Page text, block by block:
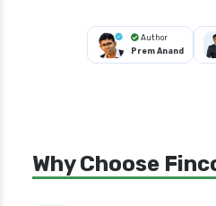
Author
Prem Anand
Why Choose